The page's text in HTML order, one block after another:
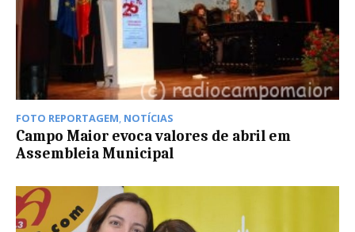
FOTO REPORTAGEM, NOTÍCIAS
Campo Maior evoca valores de abril em
Assembleia Municipal